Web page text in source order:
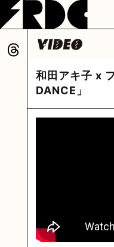
VIDEO
HOME
和田アキ子 x
DANCE」